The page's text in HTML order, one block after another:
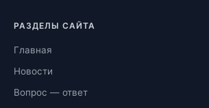
РАЗДЕЛЫ САЙТА
Главная
Новости
Вопрос — ответ